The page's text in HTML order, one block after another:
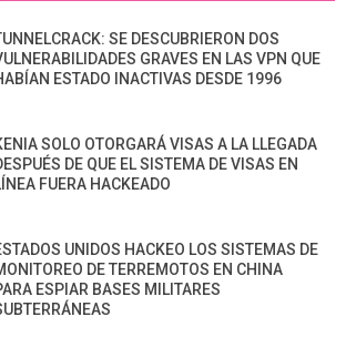
SE DESCUBRIERON DOS
GRAVES EN LAS VPN QUE
ESTADO INACTIVAS DESDE 1996
SOLO OTORGARÁ VISAS A LA LLEGADA
DE QUE EL SISTEMA DE VISAS EN
FUERA HACKEADO
UNIDOS HACKEO LOS SISTEMAS DE
DE TERREMOTOS EN CHINA
ESPIAR BASES MILITARES